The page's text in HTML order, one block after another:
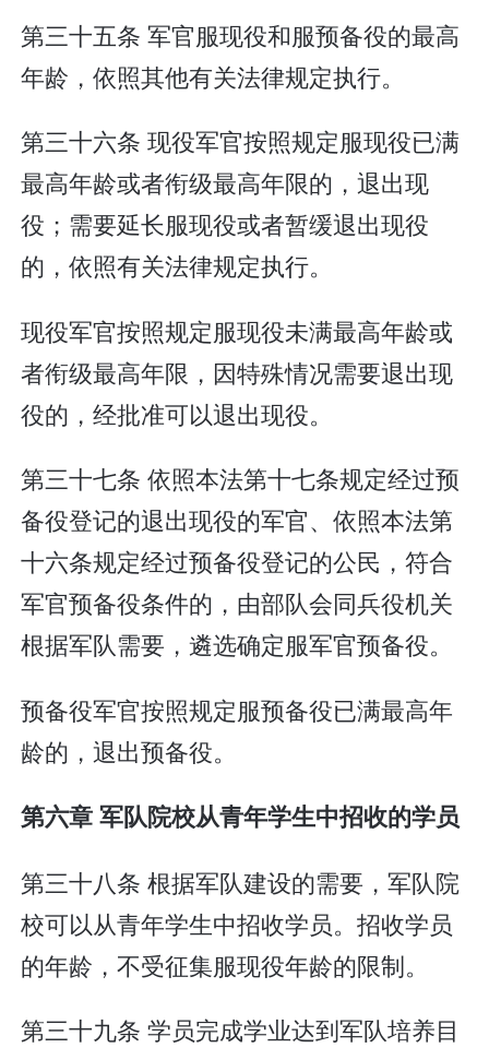
第三十五条 军官服现役和服预备役的最高
年龄，依照其他有关法律规定执行。
第三十六条 现役军官按照规定服现役已满
最高年龄或者衔级最高年限的，退出现
役；需要延长服现役或者暂缓退出现役
的，依照有关法律规定执行。
现役军官按照规定服现役未满最高年龄或
者衔级最高年限，因特殊情况需要退出现
役的，经批准可以退出现役。
第三十七条 依照本法第十七条规定经过预
备役登记的退出现役的军官、依照本法第
十六条规定经过预备役登记的公民，符合
军官预备役条件的，由部队会同兵役机关
根据军队需要，遴选确定服军官预备役。
预备役军官按照规定服预备役已满最高年
龄的，退出预备役。
第六章 军队院校从青年学生中招收的学员
第三十八条 根据军队建设的需要，军队院
校可以从青年学生中招收学员。招收学员
的年龄，不受征集服现役年龄的限制。
第三十九条 学员完成学业达到军队培养目